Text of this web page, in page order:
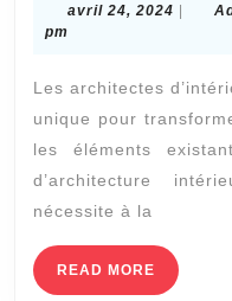
à
Lyon
ils
les
avril 24, 2024 avril
pm
Les architectes
unique pour
les éléments
d’architecture
nécessite à la
READ MORE READ
MORE